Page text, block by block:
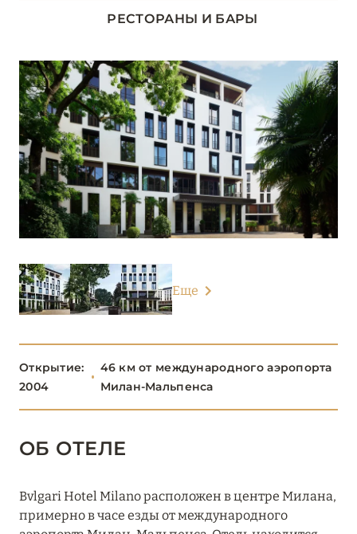
ЛАЦИО
ЛОМБАРДИЯ 26
Grand Hotel Fasano
Grand Hotel Tremezzo
Grand Hotel Victoria Concept & Spa
Hotel Royal Victoria
Hotel Villa Cipressi
L’Albereta Relais & Châteaux
Lefay Resort & SPA Lago di Garda
Passalacqua
Starhotels Cristallo Palace
БЕРГАМО
РЕСТОРАНЫ И БАРЫ
Еще
Открытие:
2004
46 км от международного аэропорта
Милан-Мальпенса
ОБ ОТЕЛЕ
Bvlgari Hotel Milano расположен в центре Милана,
примерно в часе езды от международного